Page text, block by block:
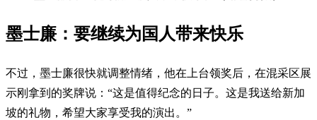
墨士廉：要继续为国人带来快乐
不过，墨士廉很快就调整情绪，他在上台领奖后，在混采区展
示刚拿到的奖牌说：“这是值得纪念的日子。这是我送给新加
坡的礼物，希望大家享受我的演出。”